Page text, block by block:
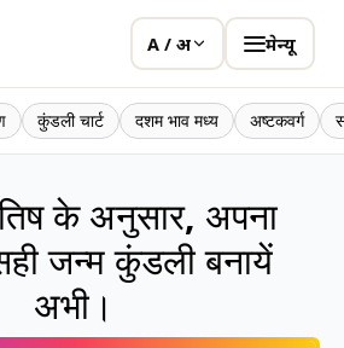
A / अ मेन्यू
कुंडली चार्ट दशम भाव मध्य अष्टकवर्ग
के अनुसार, अपना
जन्म कुंडली बनायें
अभी।